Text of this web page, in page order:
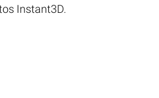
Instant3D.